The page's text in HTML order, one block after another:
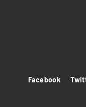
Facebook